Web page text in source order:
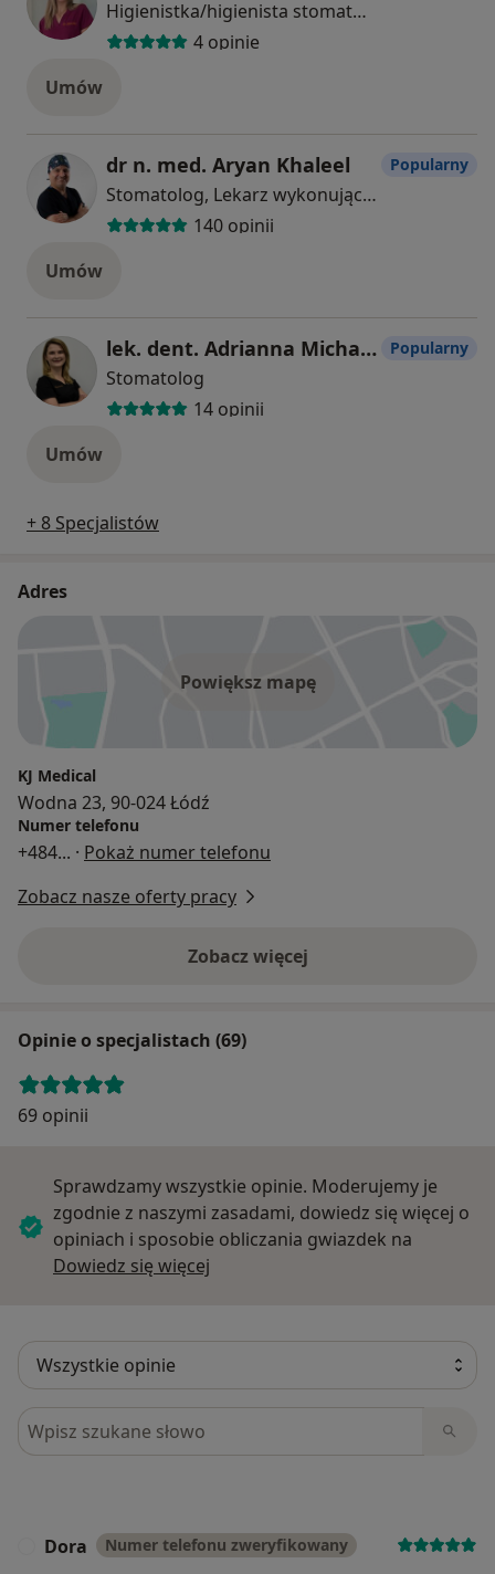
Higienistka/higienista stomatologiczny
4 opinie
Umów
dr n. med. Aryan Khaleel
Stomatolog, Lekarz wykonujący zabiegi medycyny estetycznej
140 opinii
Popularny
Umów
lek. dent. Adrianna Michalska
Stomatolog
14 opinii
Popularny
Umów
+ 8 Specjalistów
Adres
Powiększ mapę
KJ Medical
Wodna 23, 90-024 Łódź
Numer telefonu
+484... · Pokaż numer telefonu
Zobacz nasze oferty pracy
Zobacz więcej
Opinie o specjalistach (69)
69 opinii
Sprawdzamy wszystkie opinie. Moderujemy je
zgodnie z naszymi zasadami, dowiedz się więcej o
opiniach i sposobie obliczania gwiazdek na
Dowiedz się więcej
Szukaj w opiniach
Dora Numer telefonu zweryfikowany